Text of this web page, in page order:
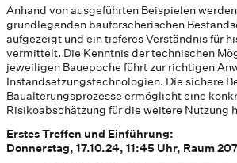
Anhand von ausgeführten Beispielen
grundlegenden bauforscherischen
aufgezeigt und ein tieferes Verständnis für
vermittelt. Die Kenntnis der technischen
jeweiligen Bauepoche führt zur richtigen
Instandsetzungstechnologien. Die sichere
Baualterungsprozesse ermöglicht eine
Risikoabschätzung für die weitere Nutzung
Erstes Treffen und Einführung:
Donnerstag, 17.10.24, 11:45 Uhr, Raum 207